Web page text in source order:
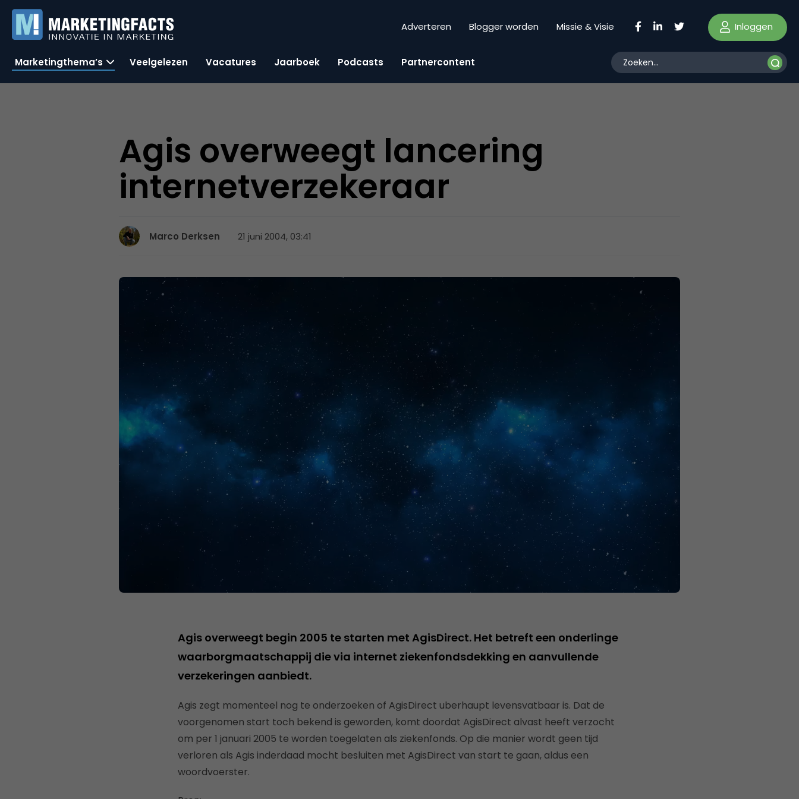
Adverteren Blogger worden Missie & Visie Inloggen
Marketingthema’s Veelgelezen Vacatures Jaarboek Podcasts Partnercontent
Agis overweegt lancering
internetverzekeraar
Marco Derksen 21 juni 2004, 03:41
Agis overweegt begin 2005 te starten met AgisDirect. Het betreft een onderlinge
waarborgmaatschappij die via internet ziekenfondsdekking en aanvullende
verzekeringen aanbiedt.
Agis zegt momenteel nog te onderzoeken of AgisDirect uberhaupt levensvatbaar is. Dat de
voorgenomen start toch bekend is geworden, komt doordat AgisDirect alvast heeft verzocht
om per 1 januari 2005 te worden toegelaten als ziekenfonds. Op die manier wordt geen tijd
verloren als Agis inderdaad mocht besluiten met AgisDirect van start te gaan, aldus een
woordvoerster.